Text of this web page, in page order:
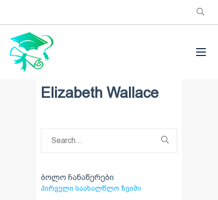
Elizabeth Wallace
ბოლო ჩანაწერები
ᲞᲘᲠᲕᲔᲚᲘ ᲡᲐᲐᲮᲐᲚᲬᲚᲝ ᲖᲔᲘᲛᲘ